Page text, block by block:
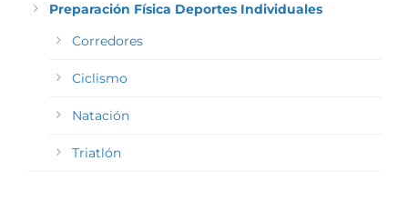
Preparación Física Deportes Individuales
Corredores
Ciclismo
Natación
Triatlón